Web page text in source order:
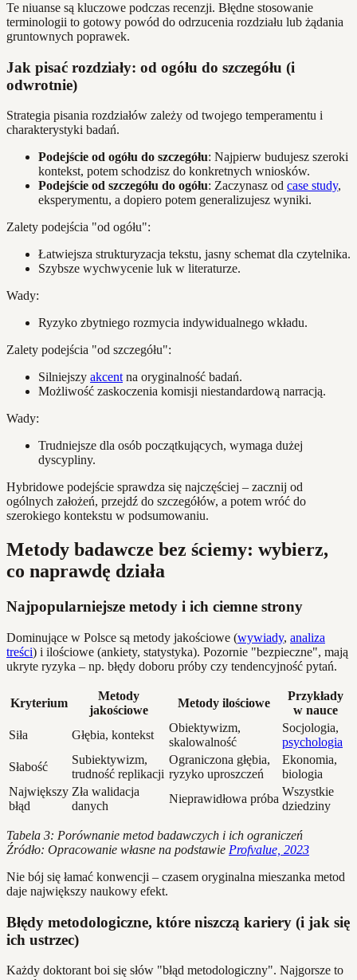
Te niuanse są kluczowe podczas recenzji. Błędne stosowanie
terminologii to gotowy powód do odrzucenia rozdziału lub żądania
gruntownych poprawek.
Jak pisać rozdziały: od ogółu do szczegółu (i
odwrotnie)
Strategia pisania rozdziałów zależy od twojego temperamentu i
charakterystyki badań.
Podejście od ogółu do szczegółu: Najpierw budujesz szeroki
kontekst, potem schodzisz do konkretnych wniosków.
Podejście od szczegółu do ogółu: Zaczynasz od case study,
eksperymentu, a dopiero potem generalizujesz wyniki.
Zalety podejścia "od ogółu":
Łatwiejsza strukturyzacja tekstu, jasny schemat dla czytelnika.
Szybsze wychwycenie luk w literaturze.
Wady:
Ryzyko zbytniego rozmycia indywidualnego wkładu.
Zalety podejścia "od szczegółu":
Silniejszy akcentna oryginalność badań.
Możliwość zaskoczenia komisji niestandardową narracją.
Wady:
Trudniejsze dla osób początkujących, wymaga dużej
dyscypliny.
Hybridowe podejście sprawdza się najczęściej – zacznij od
ogólnych założeń, przejdź do szczegółów, a potem wróć do
szerokiego kontekstu w podsumowaniu.
Metody badawcze bez ściemy: wybierz,
co naprawdę działa
Najpopularniejsze metody i ich ciemne strony
Dominujące w Polsce są metody jakościowe (wywiady, analiza
treści) i ilościowe (ankiety, statystyka). Pozornie "bezpieczne", mają
ukryte ryzyka – np. błędy doboru próby czy tendencyjność pytań.
Kryterium
Metody
jakościowe
Metody ilościowe
Przykłady
w nauce
Siła
Głębia, kontekst
Obiektywizm,
skalowalność
Socjologia,
psychologia
Słabość
Subiektywizm,
trudność replikacji
Ograniczona głębia,
ryzyko uproszczeń
Ekonomia,
biologia
Największy
błąd
Zła walidacja
danych
Nieprawidłowa próba
Wszystkie
dziedziny
Tabela 3: Porównanie metod badawczych i ich ograniczeń
Źródło: Opracowanie własne na podstawie Profvalue, 2023
Nie bój się łamać konwencji – czasem oryginalna mieszanka metod
daje największy naukowy efekt.
Błędy metodologiczne, które niszczą kariery (i jak się
ich ustrzec)
Każdy doktorant boi się słów "błąd metodologiczny". Najgorsze to